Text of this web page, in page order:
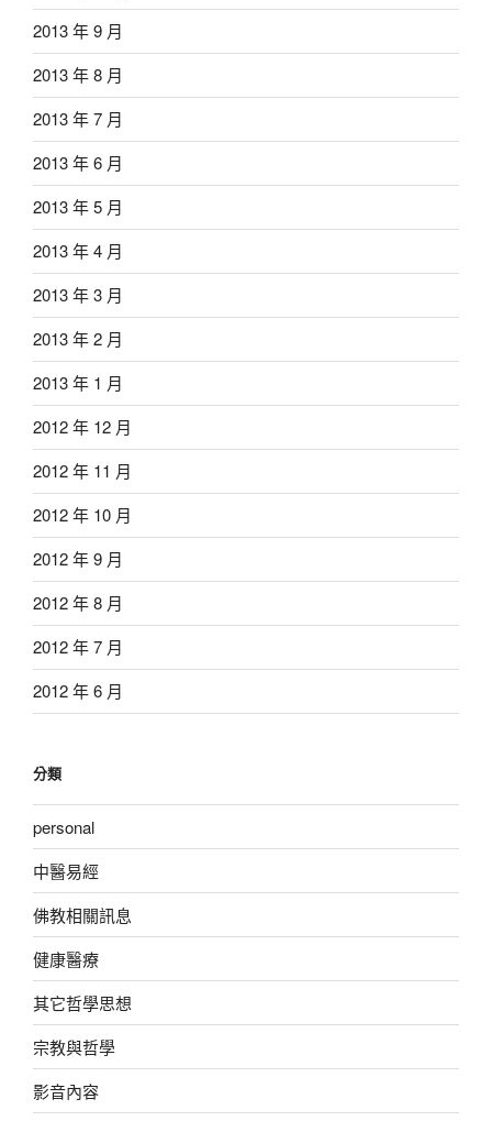
2013 年 9 月
2013 年 8 月
2013 年 7 月
2013 年 6 月
2013 年 5 月
2013 年 4 月
2013 年 3 月
2013 年 2 月
2013 年 1 月
2012 年 12 月
2012 年 11 月
2012 年 10 月
2012 年 9 月
2012 年 8 月
2012 年 7 月
2012 年 6 月
分類
personal
中醫易經
佛教相關訊息
健康醫療
其它哲學思想
宗教與哲學
影音內容